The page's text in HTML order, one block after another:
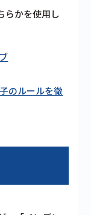
らかを使用し
のルールを徹